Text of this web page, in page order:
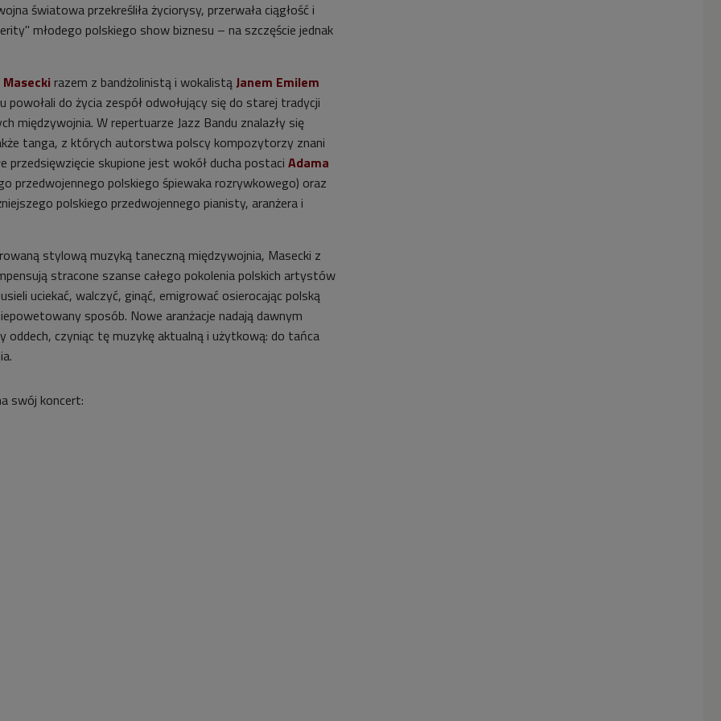
światowa przekreśliła życiorysy, przerwała ciągłość i
młodego polskiego show biznesu – na szczęście jednak
razem z bandżolinistą i wokalistąJanem Emilem
do życia zespół odwołujący się do starej tradycji
międzywojnia. W repertuarze Jazz Bandu znalazły się
tanga, z których autorstwa polscy kompozytorzy znani
przedsięwzięcie skupione jest wokół ducha postaci Adama
przedwojennego polskiego śpiewaka rozrywkowego) oraz
polskiego przedwojennego pianisty, aranżera i
stylową muzyką taneczną międzywojnia, Masecki z
stracone szanse całego pokolenia polskich artystów
uciekać, walczyć, ginąć, emigrować osierocając polską
sposób. Nowe aranżacje nadają dawnym
oddech, czyniąc tę muzykę aktualną i użytkową: do tańca
swój koncert: